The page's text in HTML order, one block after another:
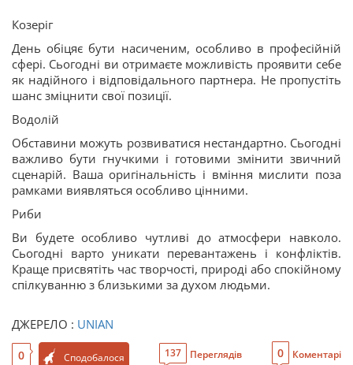
Козеріг
День обіцяє бути насиченим, особливо в професійній
сфері. Сьогодні ви отримаєте можливість проявити себе
як надійного і відповідального партнера. Не пропустіть
шанс зміцнити свої позиції.
Водолій
Обставини можуть розвиватися нестандартно. Сьогодні
важливо бути гнучкими і готовими змінити звичний
сценарій. Ваша оригінальність і вміння мислити поза
рамками виявляться особливо цінними.
Риби
Ви будете особливо чутливі до атмосфери навколо.
Сьогодні варто уникати перевантажень і конфліктів.
Краще присвятіть час творчості, природі або спокійному
спілкуванню з близькими за духом людьми.
ДЖЕРЕЛО : UNIAN
0 Сподобалося 137 Переглядів 0 Коментарі